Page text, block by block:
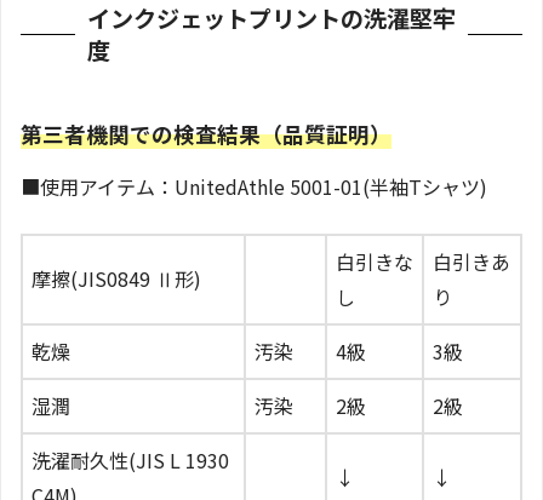
インクジェットプリントの洗濯堅牢
度
第三者機関での検査結果（品質証明）
■使用アイテム：UnitedAthle 5001-01(半袖Tシャツ)
摩擦(JIS0849 Ⅱ形)
白引きな
し
白引きあ
り
乾燥
汚染 4級
3級
湿潤
汚染 2級
2級
洗濯耐久性(JIS L 1930
↓ ↓